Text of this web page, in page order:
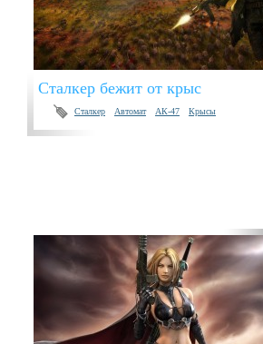
Сталкер бежит от крыс
Сталкер Автомат АК-47 Крысы